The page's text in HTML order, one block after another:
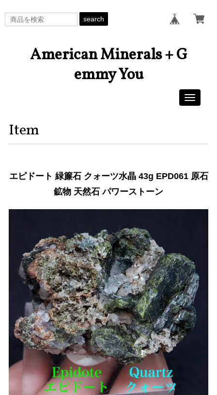
search
American Minerals + G
emmy You
Toggle
Item
エピドート 緑簾石 クォーツ水晶 43g EPD061 原石
鉱物 天然石 パワーストーン